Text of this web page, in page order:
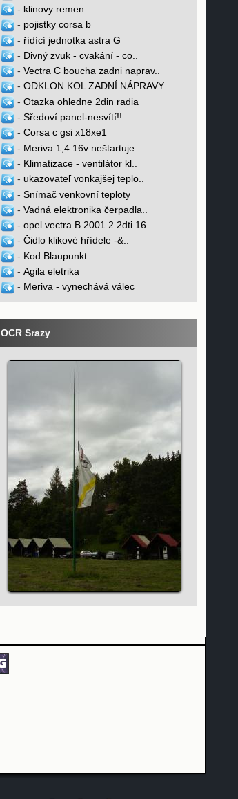
- klinovy remen
- pojistky corsa b
- řídící jednotka astra G
- Divný zvuk - cvakání - co..
- Vectra C boucha zadni naprav..
- ODKLON KOL ZADNÍ NÁPRAVY
- Otazka ohledne 2din radia
- Sředoví panel-nesvítí!!
- Corsa c gsi x18xe1
- Meriva 1,4 16v neštartuje
- Klimatizace - ventilátor kl..
- ukazovateľ vonkajšej teplo..
- Snímač venkovní teploty
- Vadná elektronika čerpadla..
- opel vectra B 2001 2.2dti 16..
- Čidlo klikové hřídele -&..
- Kod Blaupunkt
- Agila eletrika
- Meriva - vynechává válec
OCR Srazy